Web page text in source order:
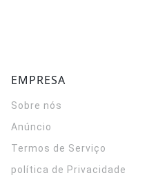
EMPRESA
Sobre nós
Anúncio
Termos de Serviço
política de Privacidade